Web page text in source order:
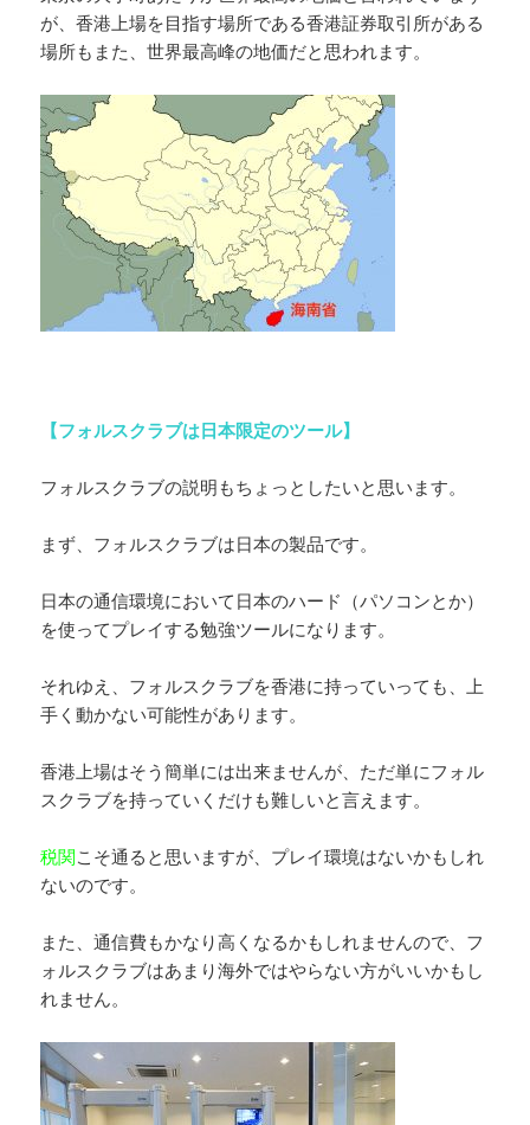
が、香港上場を目指す場所である香港証券取引所がある
場所もまた、世界最高峰の地価だと思われます。
【フォルスクラブは日本限定のツール】
フォルスクラブの説明もちょっとしたいと思います。
まず、フォルスクラブは日本の製品です。
日本の通信環境において日本のハード（パソコンとか）
を使ってプレイする勉強ツールになります。
それゆえ、フォルスクラブを香港に持っていっても、上
手く動かない可能性があります。
香港上場はそう簡単には出来ませんが、ただ単にフォル
スクラブを持っていくだけも難しいと言えます。
税関 こそ通ると思いますが、プレイ環境はないかもしれ
ないのです。
また、通信費もかなり高くなるかもしれませんので、フ
ォルスクラブはあまり海外ではやらない方がいいかもし
れません。